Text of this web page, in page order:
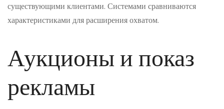
существующими клиентами. Системами сравниваются
характеристиками для расширения охватом.
Аукционы и показ
рекламы